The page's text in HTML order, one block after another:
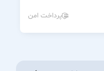
پرداخت امن